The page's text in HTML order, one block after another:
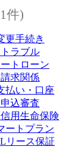
件)
更手続き
ラブル
トローン
求関係
払い・口座
込審査
用生命保険
ートプラン
リース保証